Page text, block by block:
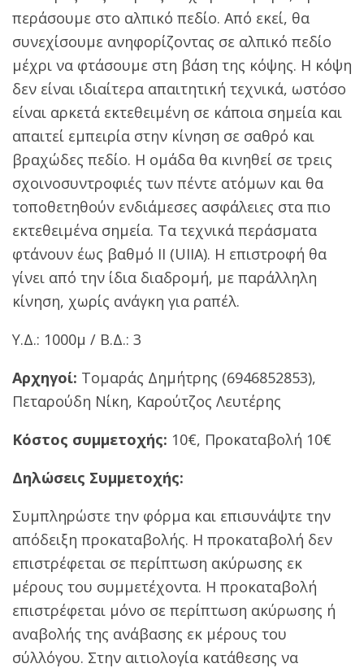
περάσουμε στο αλπικό πεδίο. Από εκεί, θα
συνεχίσουμε ανηφορίζοντας σε αλπικό πεδίο
μέχρι να φτάσουμε στη βάση της κόψης. Η κόψη
δεν είναι ιδιαίτερα απαιτητική τεχνικά, ωστόσο
είναι αρκετά εκτεθειμένη σε κάποια σημεία και
απαιτεί εμπειρία στην κίνηση σε σαθρό και
βραχώδες πεδίο. Η ομάδα θα κινηθεί σε τρεις
σχοινοσυντροφιές των πέντε ατόμων και θα
τοποθετηθούν ενδιάμεσες ασφάλειες στα πιο
εκτεθειμένα σημεία. Τα τεχνικά περάσματα
φτάνουν έως βαθμό II (UIIA). Η επιστροφή θα
γίνει από την ίδια διαδρομή, με παράλληλη
κίνηση, χωρίς ανάγκη για ραπέλ.
Υ.Δ.: 1000μ / Β.Δ.: 3
Αρχηγοί: Τομαράς Δημήτρης (6946852853),
Πεταρούδη Νίκη, Καρούτζος Λευτέρης
Κόστος συμμετοχής: 10€, Προκαταβολή 10€
Δηλώσεις Συμμετοχής:
Συμπληρώστε την φόρμα και επισυνάψτε την
απόδειξη προκαταβολής. H προκαταβολή δεν
επιστρέφεται σε περίπτωση ακύρωσης εκ
μέρους του συμμετέχοντα. H προκαταβολή
επιστρέφεται μόνο σε περίπτωση ακύρωσης ή
αναβολής της ανάβασης εκ μέρους του
σύλλόγου. Στην αιτιολογία κατάθεσης να